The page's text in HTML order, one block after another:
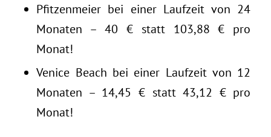
Pfitzenmeier bei einer Laufzeit von 24
Monaten – 40 € statt 103,88 € pro
Monat!
Venice Beach bei einer Laufzeit von 12
Monaten – 14,45 € statt 43,12 € pro
Monat!